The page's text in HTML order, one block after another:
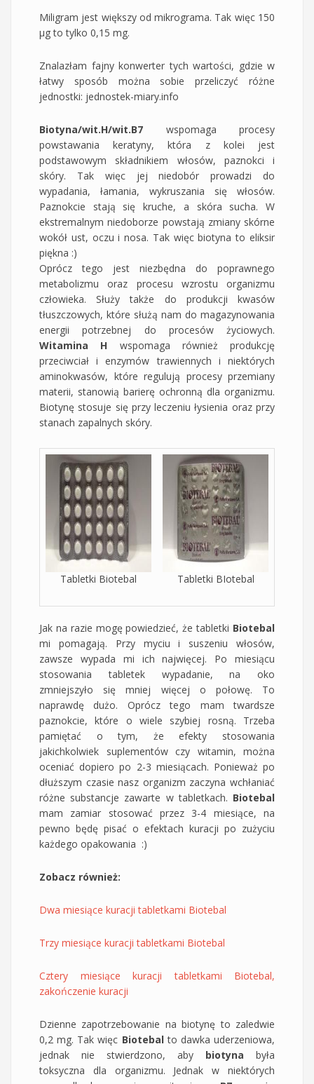
Miligram jest większy od mikrograma. Tak więc 150
µg to tylko 0,15 mg.
Znalazłam fajny konwerter tych wartości, gdzie w
łatwy sposób można sobie przeliczyć różne
jednostki: jednostek-miary.info
Biotyna/wit.H/wit.B7 wspomaga procesy
powstawania keratyny, która z kolei jest
podstawowym składnikiem włosów, paznokci i
skóry. Tak więc jej niedobór prowadzi do
wypadania, łamania, wykruszania się włosów.
Paznokcie stają się kruche, a skóra sucha. W
ekstremalnym niedoborze powstają zmiany skórne
wokół ust, oczu i nosa. Tak więc biotyna to eliksir
piękna :)
Oprócz tego jest niezbędna do poprawnego
metabolizmu oraz procesu wzrostu organizmu
człowieka. Służy także do produkcji kwasów
tłuszczowych, które służą nam do magazynowania
energii potrzebnej do procesów życiowych.
Witamina H wspomaga również produkcję
przeciwciał i enzymów trawiennych i niektórych
aminokwasów, które regulują procesy przemiany
materii, stanowią barierę ochronną dla organizmu.
Biotynę stosuje się przy leczeniu łysienia oraz przy
stanach zapalnych skóry.
Tabletki Biotebal Tabletki BIotebal
Jak na razie mogę powiedzieć, że tabletki Biotebal
mi pomagają. Przy myciu i suszeniu włosów,
zawsze wypada mi ich najwięcej. Po miesiącu
stosowania tabletek wypadanie, na oko
zmniejszyło się mniej więcej o połowę. To
naprawdę dużo. Oprócz tego mam twardsze
paznokcie, które o wiele szybiej rosną. Trzeba
pamiętać o tym, że efekty stosowania
jakichkolwiek suplementów czy witamin, można
oceniać dopiero po 2-3 miesiącach. Ponieważ po
dłuższym czasie nasz organizm zaczyna wchłaniać
różne substancje zawarte w tabletkach. Biotebal
mam zamiar stosować przez 3-4 miesiące, na
pewno będę pisać o efektach kuracji po zużyciu
każdego opakowania :)
Zobacz również:
Dwa miesiące kuracji tabletkami Biotebal
Trzy miesiące kuracji tabletkami Biotebal
Cztery miesiące kuracji tabletkami Biotebal,
zakończenie kuracji
Dzienne zapotrzebowanie na biotynę to zaledwie
0,2 mg. Tak więc Biotebalto dawka uderzeniowa,
jednak nie stwierdzono, aby biotyna była
toksyczna dla organizmu. Jednak w niektórych